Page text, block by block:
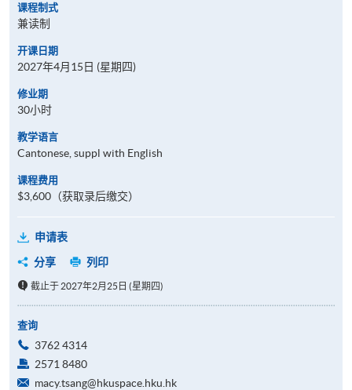
课程制式
兼读制
开课日期
2027年4月15日 (星期四)
修业期
30小时
教学语言
Cantonese, suppl with English
课程费用
$3,600（获取录后缴交）
申请表
分享
列印
截止于 2027年2月25日 (星期四)
查询
3762 4314
2571 8480
macy.tsang@hkuspace.hku.hk